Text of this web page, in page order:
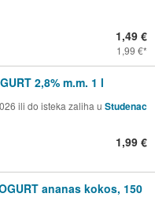
1,49 €
1,99 €
2,8% m.m. 1 l
ili do isteka zaliha u Studenac
1,99 €
ananas kokos, 150